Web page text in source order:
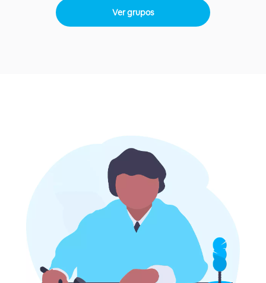
Ver grupos